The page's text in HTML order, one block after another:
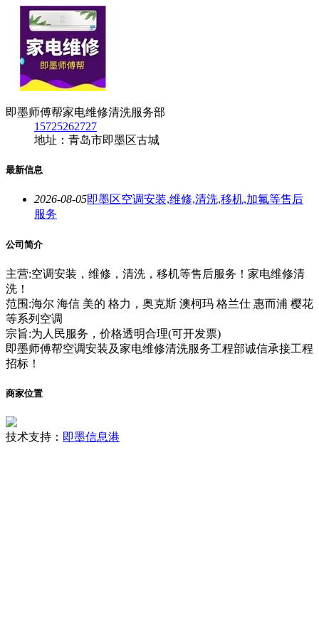
即墨师傅帮家电维修清洗服务部
15725262727
地址：青岛市即墨区古城
最新信息
2026-08-05即墨区空调安装,维修,清洗,移机,加氟等售后
服务
公司简介
主营:空调安装，维修，清洗，移机等售后服务！家电维修清
洗！
范围:海尔 海信 美的 格力，奥克斯 澳柯玛 格兰仕 惠而浦 樱花
等系列空调
宗旨:为人民服务，价格透明合理(可开发票)
即墨师傅帮空调安装及家电维修清洗服务工程部诚信承接工程
招标！
商家位置
技术支持： 即墨信息港